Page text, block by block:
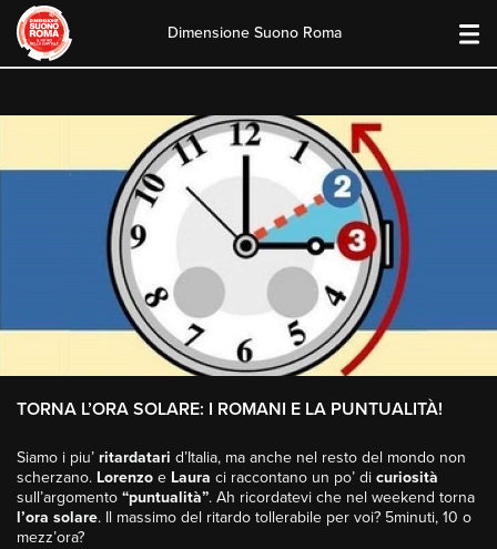
content
Dimensione Suono Roma
TORNA L’ORA SOLARE: I ROMANI E LA PUNTUALITÀ!
Siamo i piu’ ritardatari d’Italia, ma anche nel resto del mondo non
scherzano. Lorenzo e Laura ci raccontano un po’ di curiosità
sull’argomento “puntualità”. Ah ricordatevi che nel weekend torna
l’ora solare. Il massimo del ritardo tollerabile per voi? 5minuti, 10 o
mezz’ora?